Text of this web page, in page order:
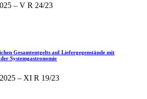
– V R 24/23
Gesamtentgelts auf Liefergegenstände mit
Systemgastronomie
– XI R 19/23